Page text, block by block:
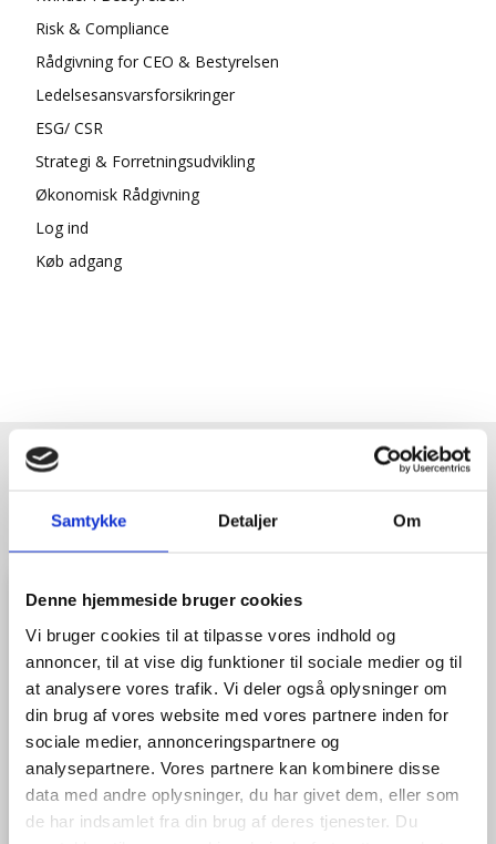
Samtykke Detaljer Om
Denne hjemmeside bruger cookies
Vi bruger cookies til at tilpasse vores indhold og
annoncer, til at vise dig funktioner til sociale medier og til
at analysere vores trafik. Vi deler også oplysninger om
din brug af vores website med vores partnere inden for
sociale medier, annonceringspartnere og
analysepartnere. Vores partnere kan kombinere disse
data med andre oplysninger, du har givet dem, eller som
de har indsamlet fra din brug af deres tjenester. Du
Risk & Compliance
Rådgivning for CEO & Bestyrelsen
Ledelsesansvarsforsikringer
ESG/ CSR
Strategi & Forretningsudvikling
Økonomisk Rådgivning
Log ind
Køb adgang
EN DANSK BESTYRELSE"